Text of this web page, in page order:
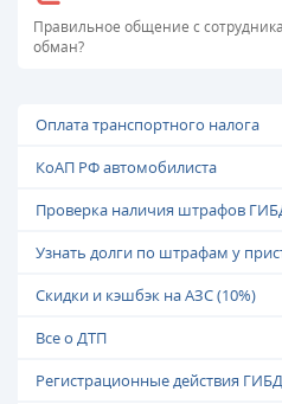
Правильное общение с
обман?
Оплата транспортного налога
КоАП РФ автомобилиста
Проверка наличия штрафов
Узнать долги по штрафам у
Скидки и кэшбэк на АЗС (10%)
Все о ДТП
Регистрационные действия